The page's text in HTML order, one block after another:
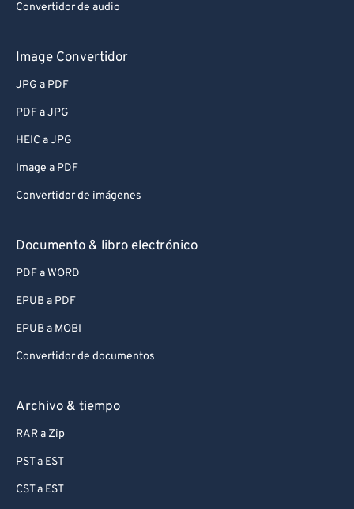
Convertidor de audio
Image Convertidor
JPG a PDF
PDF a JPG
HEIC a JPG
Image a PDF
Convertidor de imágenes
Documento & libro electrónico
PDF a WORD
EPUB a PDF
EPUB a MOBI
Convertidor de documentos
Archivo & tiempo
RAR a Zip
PST a EST
CST a EST